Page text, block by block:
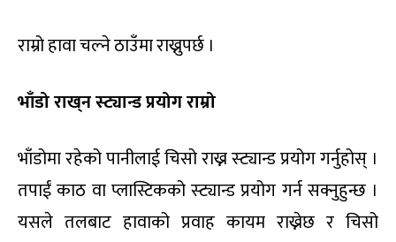
राम्रो हावा चल्ने ठाउँमा राख्नुपर्छ ।
भाँडो राख‍्न स्ट्यान्ड प्रयोग राम्रो
भाँडोमा रहेको पानीलाई चिसो राख्न स्ट्यान्ड प्रयोग गर्नुहोस् ।
तपाईं काठ वा प्लास्टिकको स्ट्यान्ड प्रयोग गर्न सक्नुहुन्छ ।
यसले तलबाट हावाको प्रवाह कायम राख्नेछ र चिसो